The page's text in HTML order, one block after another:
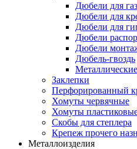
Дюбели для
Дюбели для
Дюбели для
Дюбели
Дюбели
Дюбель-гвоздь
Заклепки
Перфорированный
Хомуты червячные
Хомуты
Скобы для степлера
Крепеж прочего
Металлоизделия